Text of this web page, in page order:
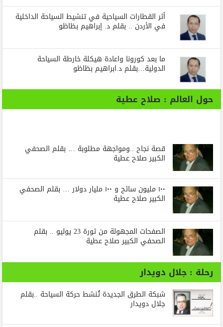
أثر القطارات السياحية في تنشيط السياحة الداخلية
في الأردن .. بقلم د. إبراهيم بظاظو
ما بعد كورونا واعادة هيكلة خارطة السياحة
الدولية…بقلم د.ابراهيم بظاظو
حول العالم : صلاح عطية
قصة نجاح ..ومواجهة مطلوبة … بقلم الصحفي
الكبير صلاح عطية
١٠٠ مليون سائح و ١٠٠ مليار دولار … بقلم الصحفي
الكبير صلاح عطية
الصفحات المجهولة من ثورة 23 يوليو .. بقلم
الصحفي الكبير صلاح عطية
رحلة : جلال دويدار
شبكة الطرق الجديدة تُنشط حركة السياحة ..بقلم
جلال دويدار